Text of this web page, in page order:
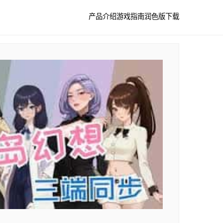
产品介绍游戏指南润色版下载